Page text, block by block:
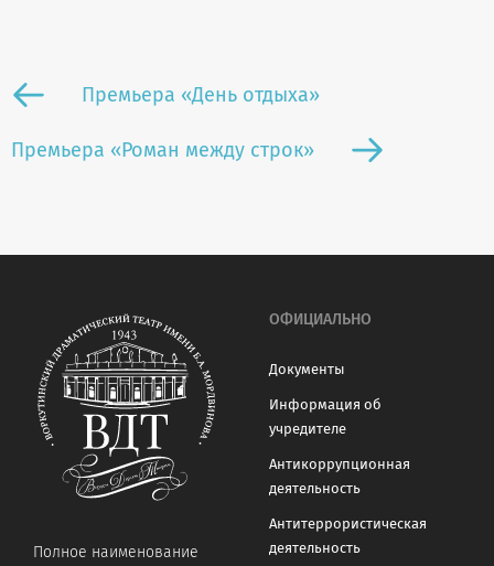
Премьера «День отдыха»
Премьера «Роман между строк»
Полное наименование
ОФИЦИАЛЬНО
Документы
Информация об
учредителе
Антикоррупционная
деятельность
Антитеррористическая
деятельность